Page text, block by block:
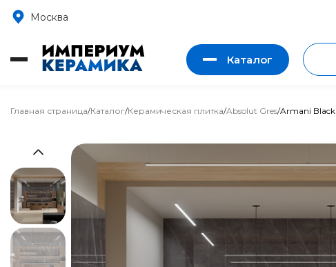
Москва
Каталог
Главная страница/Каталог/Керамическая плитка/Absolut Gres/Armani Black